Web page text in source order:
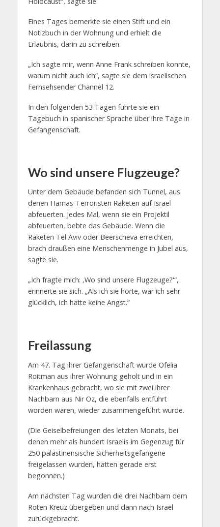
Eines Tages bemerkte sie einen Stift und ein
Notizbuch in der Wohnung und erhielt die
Erlaubnis, darin zu schreiben.
„Ich sagte mir, wenn Anne Frank schreiben konnte,
warum nicht auch ich“, sagte sie dem israelischen
Fernsehsender Channel 12.
In den folgenden 53 Tagen führte sie ein
Tagebuch in spanischer Sprache über ihre Tage in
Gefangenschaft.
Wo sind unsere Flugzeuge?
Unter dem Gebäude befanden sich Tunnel, aus
denen Hamas-Terroristen Raketen auf Israel
abfeuerten. Jedes Mal, wenn sie ein Projektil
abfeuerten, bebte das Gebäude. Wenn die
Raketen Tel Aviv oder Beerscheva erreichten,
brach draußen eine Menschenmenge in Jubel aus,
sagte sie.
„Ich fragte mich: ‚Wo sind unsere Flugzeuge?'“,
erinnerte sie sich. „Als ich sie hörte, war ich sehr
glücklich, ich hatte keine Angst.“
Freilassung
Am 47. Tag ihrer Gefangenschaft wurde Ofelia
Roitman aus ihrer Wohnung geholt und in ein
Krankenhaus gebracht, wo sie mit zwei ihrer
Nachbarn aus Nir Oz, die ebenfalls entführt
worden waren, wieder zusammengeführt wurde.
(Die Geiselbefreiungen des letzten Monats, bei
denen mehr als hundert Israelis im Gegenzug für
250 palästinensische Sicherheitsgefangene
freigelassen wurden, hatten gerade erst
begonnen.)
Am nächsten Tag wurden die drei Nachbarn dem
Roten Kreuz übergeben und dann nach Israel
zurückgebracht.